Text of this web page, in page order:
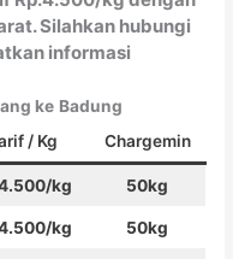
Silahkan hubungi
informasi
ke Badung
/ Kg Chargemin
kg 50kg
kg 50kg